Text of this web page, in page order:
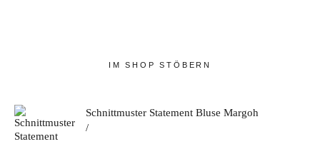
IM SHOP STÖBERN
Schnittmuster Statement Bluse Margoh